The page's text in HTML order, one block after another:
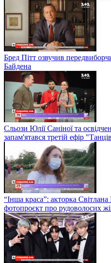
Бред Пітт озвучив
Байдена
Сльози Юлії Саніної та
запам'ятався третій ефір
“Інша краса”: акторка
фотопроєкт про рудоволосих